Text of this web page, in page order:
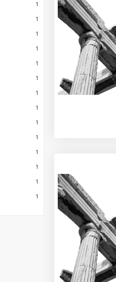
1
1
1
1
1
1
1
1
1
1
1
1
1
1